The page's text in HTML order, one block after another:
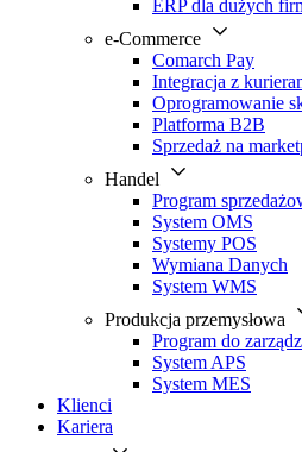
ERP dla dużych
e-Commerce
Comarch Pay
Integracja z
Oprogramowanie
Platforma B2B
Sprzedaż na
Handel
Program
System OMS
Systemy POS
Wymiana Danych
System WMS
Produkcja przemysłowa
Program do
System APS
System MES
Klienci
Kariera